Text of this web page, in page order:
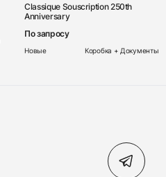
Classique Souscription 250th
Anniversary
По запросу
Новые Коробка + Документы